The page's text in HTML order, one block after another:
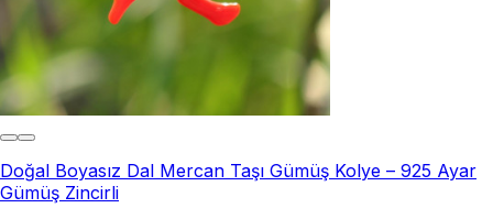
Doğal Boyasız Dal Mercan Taşı Gümüş Kolye – 925 Ayar
Gümüş Zincirli